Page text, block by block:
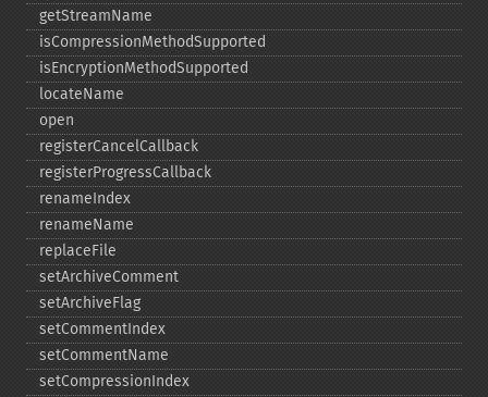
getStreamName
isCompressionMethodSupported
isEncryptionMethodSupported
locateName
open
registerCancelCallback
registerProgressCallback
renameIndex
renameName
replaceFile
setArchiveComment
setArchiveFlag
setCommentIndex
setCommentName
setCompressionIndex